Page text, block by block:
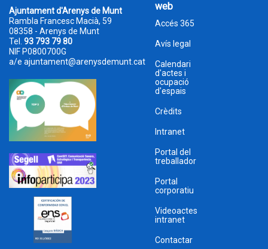
Ajuntament d'Arenys de Munt
Rambla Francesc Macià, 59
08358 - Arenys de Munt
Tel. 93 793 79 80
NIF P0800700G
a/e ajuntament@arenysdemunt.cat
web
Accés 365
Avís legal
Calendari
d'actes i
ocupació
d'espais
Crèdits
Intranet
Portal del
treballador
Portal
corporatiu
Videoactes
intranet
Contactar